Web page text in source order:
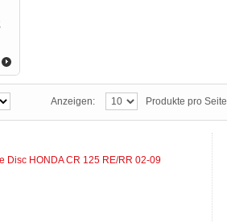
Anzeigen: Produkte pro Seite
Disc HONDA CR 125 RE/RR 02-09